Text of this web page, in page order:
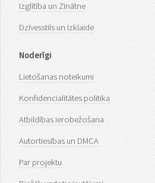
Izglītība un Zinātne
Dzīvesstils un Izklaide
Noderīgi
Lietošanas noteikumi
Konfidencialitātes politika
Atbildības ierobežošana
Autortiesības un DMCA
Par projektu